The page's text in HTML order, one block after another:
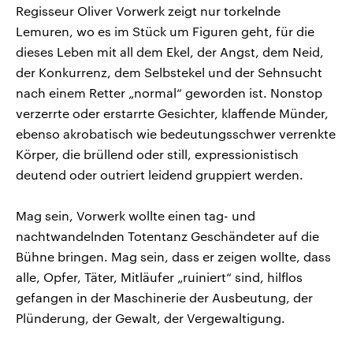
Regisseur Oliver Vorwerk zeigt nur torkelnde
Lemuren, wo es im Stück um Figuren geht, für die
dieses Leben mit all dem Ekel, der Angst, dem Neid,
der Konkurrenz, dem Selbstekel und der Sehnsucht
nach einem Retter „normal“ geworden ist. Nonstop
verzerrte oder erstarrte Gesichter, klaffende Münder,
ebenso akrobatisch wie bedeutungsschwer verrenkte
Körper, die brüllend oder still, expressionistisch
deutend oder outriert leidend gruppiert werden.
Mag sein, Vorwerk wollte einen tag- und
nachtwandelnden Totentanz Geschändeter auf die
Bühne bringen. Mag sein, dass er zeigen wollte, dass
alle, Opfer, Täter, Mitläufer „ruiniert“ sind, hilflos
gefangen in der Maschinerie der Ausbeutung, der
Plünderung, der Gewalt, der Vergewaltigung.